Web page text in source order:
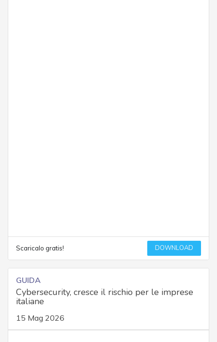
Scaricalo gratis! DOWNLOAD
GUIDA
Cybersecurity, cresce il rischio per le imprese
italiane
15 Mag 2026